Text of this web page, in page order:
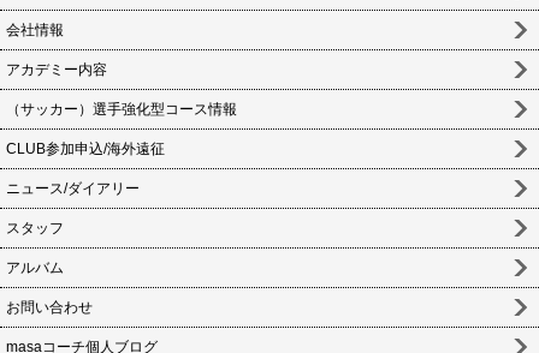
会社情報
アカデミー内容
（サッカー）選手強化型コース情報
CLUB参加申込/海外遠征
ニュース/ダイアリー
スタッフ
アルバム
お問い合わせ
masaコーチ個人ブログ